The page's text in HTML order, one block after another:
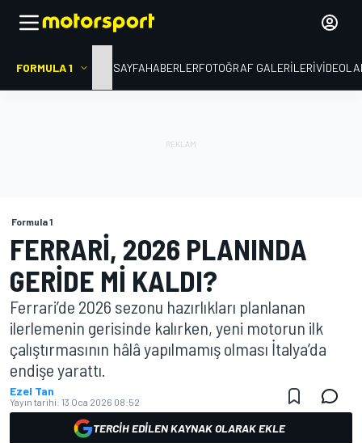
FORMULA 1 ANA SAYFAHABERLERFOTOĞRAF GALERILERI
Formula 1
FERRARI, 2026 PLANINDA
GERIDE MI KALDI?
Ferrari’de 2026 sezonu hazırlıkları planlanan
ilerlemenin gerisinde kalırken, yeni motorun ilk
çalıştırmasının hâlâ yapılmamış olması İtalya’da
endişe yarattı.
Ezel Tan
Yayın tarihi: 13 Oca 2026 08:52
TERCIH EDILEN KAYNAK OLARAK EKLE